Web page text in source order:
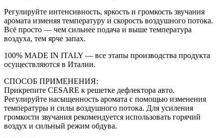
Регулируйте интенсивность, яркость и громкость звучания
аромата изменяя температуру и скорость воздушного потока.
Всё просто — чем сильнее подача и выше температура
воздуха, тем ярче запах.
100% MADE IN ITALY — все этапы производства продукта
осуществляются в Италии.
СПОСОБ ПРИМЕНЕНИЯ:
Прикрепите CESARE к решетке дефлектора авто.
Регулируйте насыщенность аромата с помощью изменения
температуры и силы воздушного потока. Для усиления
громкости звучания рекомендуется использовать горячий
воздух и сильный режим обдува.